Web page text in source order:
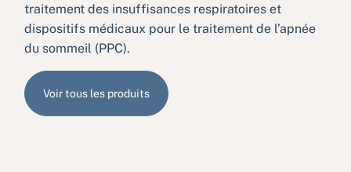
traitement des insuffisances respiratoires et
dispositifs médicaux pour le traitement de l’apnée
du sommeil (PPC).
Voir tous les produits